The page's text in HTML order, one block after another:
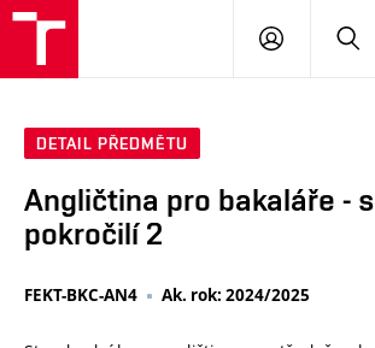
PŘIHLÁSIT
DETAIL PŘEDMĚTU
Angličtina pro bakaláře -
pokročilí 2
FEKT-BKC-AN4 Ak. rok: 2024/2025